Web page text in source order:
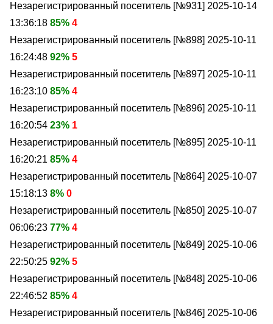
Незарегистрированный посетитель [№931] 2025-10-14
13:36:18 85% 4
Незарегистрированный посетитель [№898] 2025-10-11
16:24:48 92% 5
Незарегистрированный посетитель [№897] 2025-10-11
16:23:10 85% 4
Незарегистрированный посетитель [№896] 2025-10-11
16:20:54 23% 1
Незарегистрированный посетитель [№895] 2025-10-11
16:20:21 85% 4
Незарегистрированный посетитель [№864] 2025-10-07
15:18:13 8% 0
Незарегистрированный посетитель [№850] 2025-10-07
06:06:23 77% 4
Незарегистрированный посетитель [№849] 2025-10-06
22:50:25 92% 5
Незарегистрированный посетитель [№848] 2025-10-06
22:46:52 85% 4
Незарегистрированный посетитель [№846] 2025-10-06